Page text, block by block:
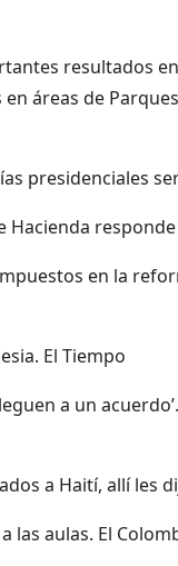
resultados
áreas de
presidenciales
en la
El Tiempo
a un
a Haití, allí les
las aulas. El